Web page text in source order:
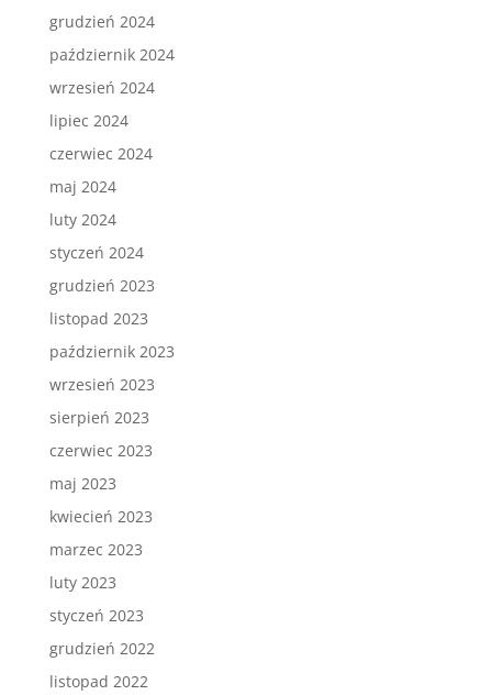
grudzień 2024
październik 2024
wrzesień 2024
lipiec 2024
czerwiec 2024
maj 2024
luty 2024
styczeń 2024
grudzień 2023
listopad 2023
październik 2023
wrzesień 2023
sierpień 2023
czerwiec 2023
maj 2023
kwiecień 2023
marzec 2023
luty 2023
styczeń 2023
grudzień 2022
listopad 2022